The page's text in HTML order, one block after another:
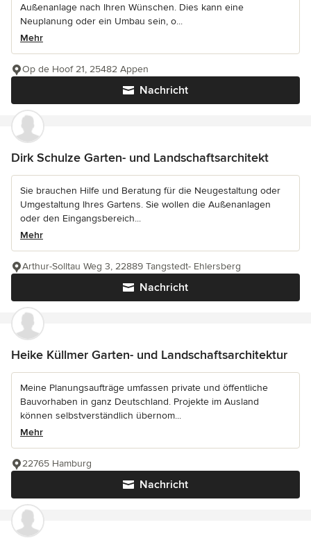
Außenanlage nach Ihren Wünschen. Dies kann eine
Neuplanung oder ein Umbau sein, o...
Mehr
Nachricht
Op de Hoof 21, 25482 Appen
Dirk Schulze Garten- und Landschaftsarchitekt
Sie brauchen Hilfe und Beratung für die Neugestaltung oder
Umgestaltung Ihres Gartens. Sie wollen die Außenanlagen
oder den Eingangsbereich...
Mehr
Nachricht
Arthur-Solltau Weg 3, 22889 Tangstedt- Ehlersberg
Heike Küllmer Garten- und Landschaftsarchitektur
Meine Planungsaufträge umfassen private und öffentliche
Bauvorhaben in ganz Deutschland. Projekte im Ausland
können selbstverständlich übernom...
Mehr
Nachricht
22765 Hamburg